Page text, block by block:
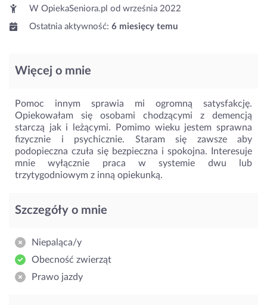
W OpiekaSeniora.pl od września 2022
Ostatnia aktywność: 6 miesięcy temu
Więcej o mnie
Pomoc innym sprawia mi ogromną satysfakcję.
Opiekowałam się osobami chodzącymi z demencją
starczą jak i leżącymi. Pomimo wieku jestem sprawna
fizycznie i psychicznie. Staram się zawsze aby
podopieczna czuła się bezpieczna i spokojna. Interesuje
mnie wyłącznie praca w systemie dwu lub
trzytygodniowym z inną opiekunką.
Szczegóły o mnie
Niepaląca/y
Obecność zwierząt
Prawo jazdy